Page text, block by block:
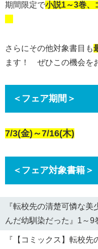
期間限定で小説1～3巻、
さらにその他対象書目も
ます！ ぜひこの機会を
＜フェア期間＞
7/3(金)～7/16(木)
＜フェア対象書籍＞
『転校先の清楚可憐な
んだ幼馴染だった』1～9
『【コミックス】転校